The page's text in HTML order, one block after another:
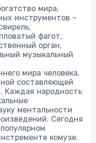
мира,
инструментов –
фагот,
орган,
музыкальный
мира человека,
составляющей
Каждая народность
ментальности
Сегодня
комузе.